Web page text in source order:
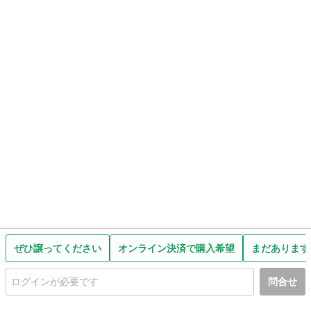
ぜひ譲ってください オンライン決済で購入希望 まだありま
問合せ